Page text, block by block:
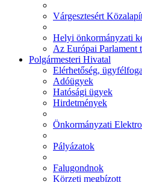
Várgesztesért
Helyi önkormányzati
Az Európai Parlament
Polgármesteri Hivatal
Elérhetőség,
Adóügyek
Hatósági ügyek
Hirdetmények
Önkormányzati
Pályázatok
Falugondnok
Körzeti megbízott